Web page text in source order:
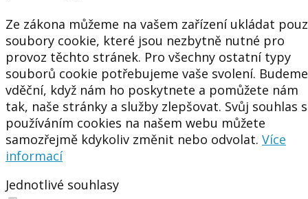
Ze zákona můžeme na vašem zařízení ukládat
soubory cookie, které jsou nezbytně nutné pro
provoz těchto stránek. Pro všechny ostatní typy
souborů cookie potřebujeme vaše svolení. Budeme
vděční, když nám ho poskytnete a pomůžete nám
tak, naše stránky a služby zlepšovat. Svůj souhlas s
používáním cookies na našem webu můžete
samozřejmě kdykoliv změnit nebo odvolat. Více
informací
Jednotlivé souhlasy